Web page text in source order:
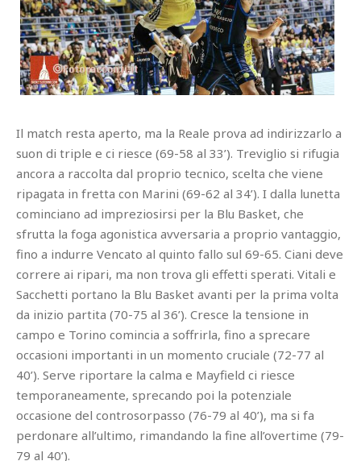
Il match resta aperto, ma la Reale prova ad indirizzarlo a
suon di triple e ci riesce (69-58 al 33’). Treviglio si rifugia
ancora a raccolta dal proprio tecnico, scelta che viene
ripagata in fretta con Marini (69-62 al 34’). I dalla lunetta
cominciano ad impreziosirsi per la Blu Basket, che
sfrutta la foga agonistica avversaria a proprio vantaggio,
fino a indurre Vencato al quinto fallo sul 69-65. Ciani deve
correre ai ripari, ma non trova gli effetti sperati. Vitali e
Sacchetti portano la Blu Basket avanti per la prima volta
da inizio partita (70-75 al 36’). Cresce la tensione in
campo e Torino comincia a soffrirla, fino a sprecare
occasioni importanti in un momento cruciale (72-77 al
40’). Serve riportare la calma e Mayfield ci riesce
temporaneamente, sprecando poi la potenziale
occasione del controsorpasso (76-79 al 40’), ma si fa
perdonare all’ultimo, rimandando la fine all’overtime (79-
79 al 40’).